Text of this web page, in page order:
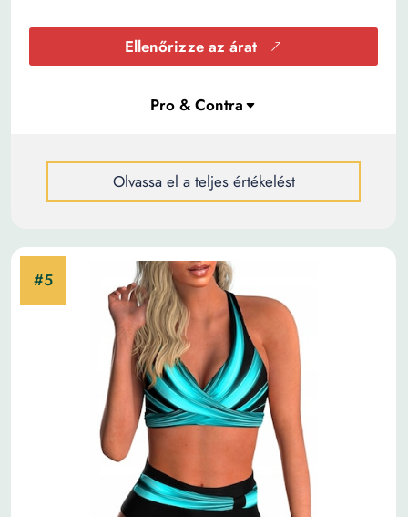
Ellenőrizze az árat
Olvassa el a teljes értékelést